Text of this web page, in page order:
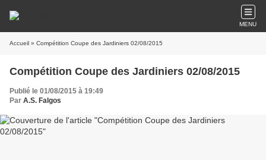
MENU
Accueil » Compétition Coupe des Jardiniers 02/08/2015
Compétition Coupe des Jardiniers 02/08/2015
Publié le 01/08/2015 à 19:49
Par A.S. Falgos